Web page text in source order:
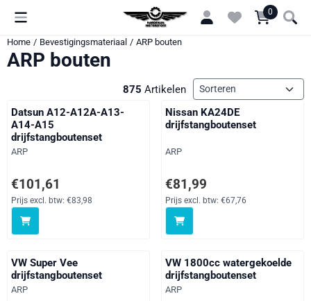
Cookievoorkeuren zijn momenteel gesloten. 0
Home / Bevestigingsmateriaal / ARP bouten
ARP bouten
875 Artikelen Sorteermethode
Datsun A12-A12A-A13-
A14-A15
drijfstangboutenset
Merk:
ARP
Prijs: 101,61, exclusief btw: 83,98
€101,61
Prijs excl. btw: €83,98
Nissan KA24DE
drijfstangboutenset
Merk:
ARP
Prijs: 81,99, exclusief btw: 67,76
€81,99
Prijs excl. btw: €67,76
VW Super Vee
drijfstangboutenset
Merk:
ARP
VW 1800cc watergekoelde
drijfstangboutenset
Merk:
ARP